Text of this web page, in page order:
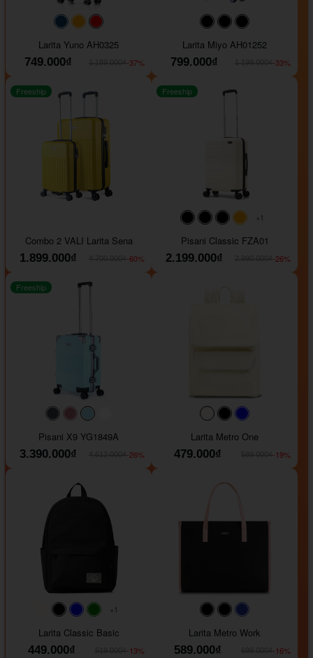
#093f69#ffa500
Larita Yuno AH0325
749.000₫
-37%
#000000#000000
Larita Miyo AH01252
799.000₫
-33%
Freeship
Combo 2 VALI Larita Sena
1.899.000₫
-60%
#000000#000000
#000000
#ffa500
+1
Freeship
Pisani Classic FZA01
2.199.000₫
-26%
#40454a#b76e79
#9ad8e7
Freeship
Pisani X9 YG1849A
3.390.000₫
-26%
#faf0e6#000000
Larita Metro One
479.000₫
-19%
#faf0e6
#000000#0000FF#008000
+1
Larita Classic Basic
449.000₫
-13%
#000000#000000
Larita Metro Work
589.000₫
-16%